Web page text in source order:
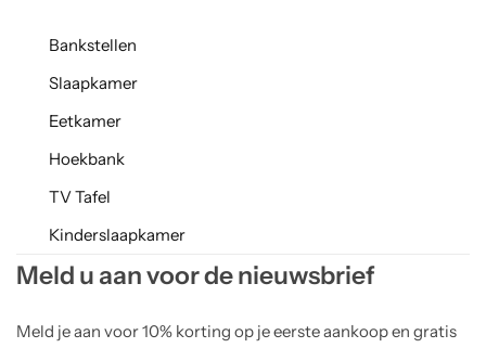
Bankstellen
Slaapkamer
Eetkamer
Hoekbank
TV Tafel
Kinderslaapkamer
Meld u aan voor de nieuwsbrief
Meld je aan voor 10% korting op je eerste aankoop en gratis